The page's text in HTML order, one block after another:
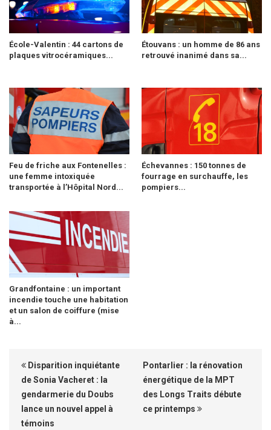
École-Valentin : 44 cartons de
plaques vitrocéramiques...
Étouvans : un homme de 86 ans
retrouvé inanimé dans sa...
Feu de friche aux Fontenelles :
une femme intoxiquée
transportée à l’Hôpital Nord...
Échevannes : 150 tonnes de
fourrage en surchauffe, les
pompiers...
Grandfontaine : un important
incendie touche une habitation
et un salon de coiffure (mise
à...
Disparition inquiétante
de Sonia Vacheret : la
gendarmerie du Doubs
lance un nouvel appel à
témoins
Pontarlier : la rénovation
énergétique de la MPT
des Longs Traits débute
ce printemps